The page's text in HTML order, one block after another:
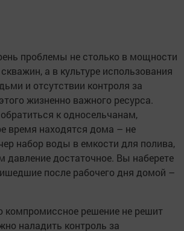
проблемы не столько в мощности
а в культуре использования
и отсутствии контроля за
жизненно важного ресурса.
к односельчанам,
время находятся дома – не
набор воды в емкости для полива,
давление достаточное. Вы наберете
после рабочего дня домой –
компромиссное решение не решит
наладить контроль за